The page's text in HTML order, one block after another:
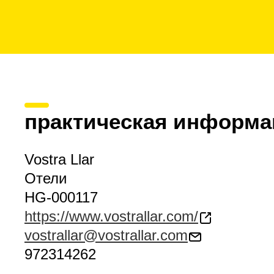
практическая
Vostra Llar
Отели
HG-000117
https://www.vostrallar.com/
vostrallar@vostrallar.com
972314262